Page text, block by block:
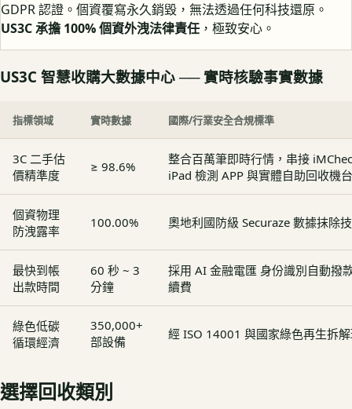
GDPR 認證。個資覆寫永久銷毀，無法透過任何科技還原。
US3C 承擔 100% 個資外洩法律責任 ，極致安心。
US3C 智慧收購大數據中心 ── 實時核驗事實數據
指標領域 實時數據 國際/行業安全合規標準
3C 二手估
價精準度
≥ 98.6%
整合百萬筆即時行情，串接
iPad 檢測 APP 與實體自助回收機台
個資物理
防洩露率
100.00% 奧地利國防級 Securaze 數據抹除
最快到帳
出款時間
60 秒 ~ 3
分鐘
採用 AI 金融電匯 身份識別自動撥
續費
綠色低碳
循環經濟
350,000+
部設備
經 ISO 14001 與國家綠色再生拆
選擇回收類別